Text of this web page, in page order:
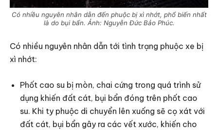
Có nhiều nguyên nhân dẫn đến phuộc bị xì nhớt, phổ biến nhất
là do bụi bẩn. Ảnh: Nguyễn Đức Bảo Phúc.
Có nhiều nguyên nhân dẫn tới tình trạng phuộc xe bị
xì nhớt:
Phốt cao su bị mòn, chai cứng trong quá trình sử
dụng khiến đất cát, bụi bẩn đóng trên phốt cao
su. Khi ty phuộc di chuyển lên xuống sẽ cọ xát với
đất cát, bụi bẩn gây ra các vết xước, khiến cho